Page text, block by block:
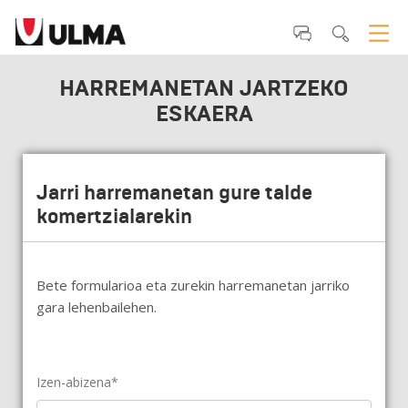
HARREMANETAN JARTZEKO
ESKAERA
Jarri harremanetan gure talde
komertzialarekin
Bete formularioa eta zurekin harremanetan jarriko
gara lehenbailehen.
Izen-abizena*